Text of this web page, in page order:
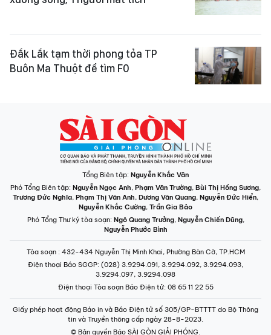
Đắk Lắk tạm thời phong tỏa TP
Buôn Ma Thuột để tìm F0
Tổng Biên tập: Nguyễn Khắc Văn
Phó Tổng Biên tập: Nguyễn Ngọc Anh, Phạm Văn Trường, Bùi Thị Hồng Sương,
Trương Đức Nghĩa, Phạm Thị Vân Anh, Dương Văn Quang, Nguyễn Đức Hiển,
Nguyễn Khắc Cường, Trần Gia Bảo
Phó Tổng Thư ký tòa soạn: Ngô Quang Trưởng, Nguyễn Chiến Dũng,
Nguyễn Phước Bình
Tòa soạn : 432-434 Nguyễn Thị Minh Khai, Phường Bàn Cờ, TP.HCM
Điện thoại Báo SGGP: (028) 3.9294.091, 3.9294.092, 3.9294.093,
3.9294.097, 3.9294.098
Điện thoại Tòa soạn Báo Điện tử: 08 65 11 22 55
Giấy phép hoạt động Báo in và Báo Điện tử số 305/GP-BTTTT do Bộ Thông
tin và Truyền thông cấp ngày 28-8-2023.
© Bản quyền Báo SÀI GÒN GIẢI PHÓNG.